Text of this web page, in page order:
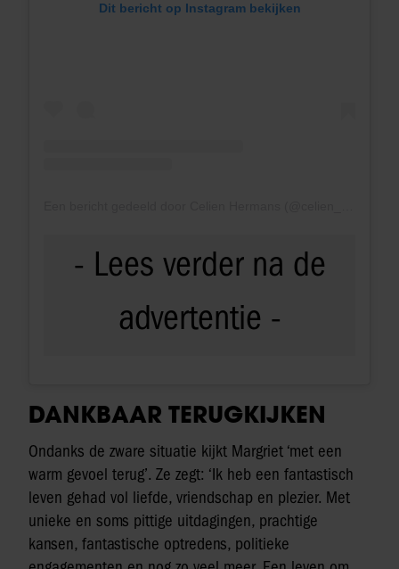
Dit bericht op Instagram bekijken
DANKBAAR TERUGKIJKEN
Ondanks de zware situatie kijkt Margriet ‘met een
warm gevoel terug’. Ze zegt: ‘Ik heb een fantastisch
leven gehad vol liefde, vriendschap en plezier. Met
unieke en soms pittige uitdagingen, prachtige
kansen, fantastische optredens, politieke